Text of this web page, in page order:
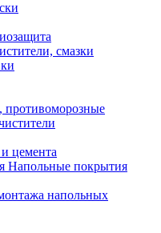
смазки
противоморозные
цемента
Напольные покрытия
напольных